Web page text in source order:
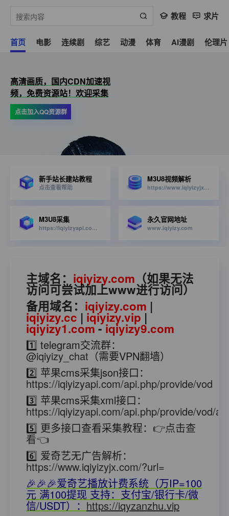
教程 求片
首页 电影 连续剧 综艺 动漫 体育 AI漫剧 伦理片
高清画质，国内CDN加速视
频，免费资源站！欢迎采集
点击加入QQ资源群
新手站长建站教程
点击查看帮助
M3U8视频解析
https://www.iqiyizyjx.com/?url=
M3U8采集
https://iqiyizyapi.com/api.php/provide/vod/from/snm3u8/at/xml
永久官网地址
www.iqiyizy.com
主域名： iqiyizy.com （如果无法
访问可尝试加上www进行访问）
备用域名： iqiyizy.com |
iqiyizy.cc | iqiyizy.vip |
iqiyizy1.com-iqiyizy9.com
1️⃣ telegram交流群：
@iqiyizy_chat （需要VPN翻墙）
2️⃣ 苹果cms采集json接口：
https://iqiyizyapi.com/api.php/provide/vod
3️⃣ 苹果cms采集xml接口：
https://iqiyizyapi.com/api.php/provide/vod/
5️⃣ 更多接口查看采集教程： 👉点击查
看👈
6️⃣ 爱奇艺无广告解析：
https://www.iqiyizyjx.com/?url=
🎉🎉🎉爱奇艺播放计费系统（万IP=100
元 满100提现 支持：支付宝/银行卡/微
信/USDT）： https://iqyzanzhu.vip